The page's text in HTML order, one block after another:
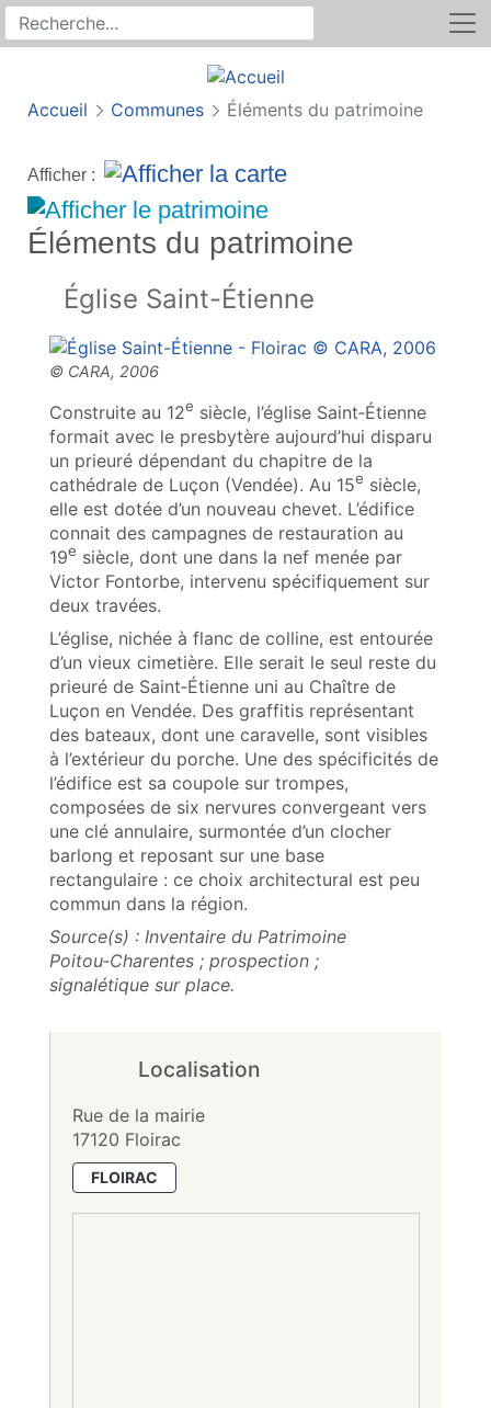
Recherche sur le site
Rechercher
Accueil Communes Éléments du patrimoine
Afficher :
Éléments du patrimoine
Église Saint-Étienne
Construite au 12e siècle, l’église Saint‑Étienne
formait avec le presbytère aujourd’hui disparu
un prieuré dépendant du chapitre de la
cathédrale de Luçon (Vendée). Au 15e siècle,
elle est dotée d’un nouveau chevet. L’édifice
connait des campagnes de restauration au
19e siècle, dont une dans la nef menée par
Victor Fontorbe, intervenu spécifiquement sur
deux travées.
L’église, nichée à flanc de colline, est entourée
d’un vieux cimetière. Elle serait le seul reste du
prieuré de Saint‑Étienne uni au Chaître de
Luçon en Vendée. Des graffitis représentant
des bateaux, dont une caravelle, sont visibles
à l’extérieur du porche. Une des spécificités de
l’édifice est sa coupole sur trompes,
composées de six nervures convergeant vers
une clé annulaire, surmontée d’un clocher
barlong et reposant sur une base
rectangulaire : ce choix architectural est peu
commun dans la région.
Source(s) : Inventaire du Patrimoine
Poitou‑Charentes ; prospection ;
signalétique sur place.
Localisation
Rue de la mairie
17120 Floirac
FLOIRAC